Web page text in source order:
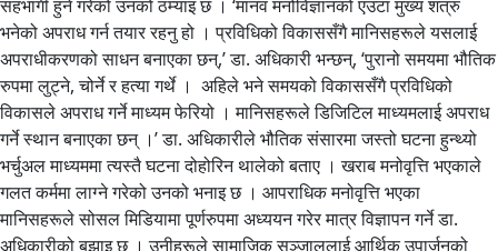
सहभागी हुने गरेको उनको ठम्याइ छ । ‘मानव मनोविज्ञानको एउटा मुख्य शत्रु
भनेको अपराध गर्न तयार रहनु हो । प्रविधिको विकाससँगै मानिसहरूले यसलाई
अपराधीकरणको साधन बनाएका छन्,’ डा. अधिकारी भन्छन्, ‘पुरानो समयमा भौतिक
रुपमा लुट्ने, चोर्ने र हत्या गर्थे । अहिले भने समयको विकाससँगै प्रविधिको
विकासले अपराध गर्ने माध्यम फेरियो । मानिसहरूले डिजिटिल माध्यमलाई अपराध
गर्ने स्थान बनाएका छन् ।’ डा. अधिकारीले भौतिक संसारमा जस्तो घटना हुन्थ्यो
भर्चुअल माध्यममा त्यस्तै घटना दोहोरिन थालेको बताए । खराब मनोवृत्ति भएकाले
गलत कर्ममा लाग्ने गरेको उनको भनाइ छ । आपराधिक मनोवृत्ति भएका
मानिसहरूले सोसल मिडियामा पूर्णरुपमा अध्ययन गरेर मात्र विज्ञापन गर्ने डा.
अधिकारीको बुझाइ छ । उनीहरूले सामाजिक सञ्जाललाई आर्थिक उपार्जनको